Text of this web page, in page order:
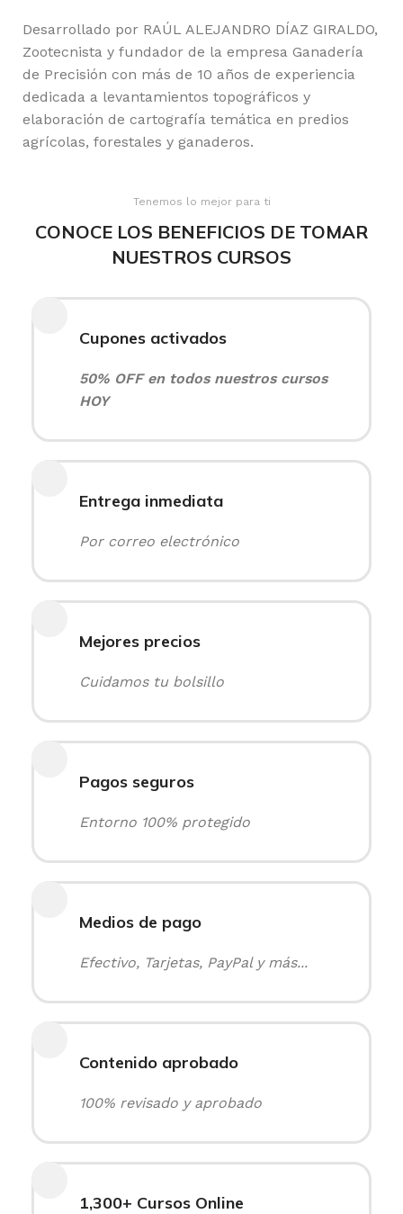
Desarrollado por RAÚL ALEJANDRO DÍAZ GIRALDO,
Zootecnista y fundador de la empresa Ganadería
de Precisión con más de 10 años de experiencia
dedicada a levantamientos topográficos y
elaboración de cartografía temática en predios
agrícolas, forestales y ganaderos.
Tenemos lo mejor para ti
CONOCE LOS BENEFICIOS DE TOMAR
NUESTROS CURSOS
Cupones activados
50% OFF en todos nuestros cursos
HOY
Entrega inmediata
Por correo electrónico
Mejores precios
Cuidamos tu bolsillo
Pagos seguros
Entorno 100% protegido
Medios de pago
Efectivo, Tarjetas, PayPal y más...
Contenido aprobado
100% revisado y aprobado
1,300+ Cursos Online